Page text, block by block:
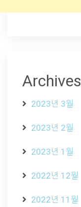
Archives
2023년 3월
2023년 2월
2023년 1월
2022년 12월
2022년 11월